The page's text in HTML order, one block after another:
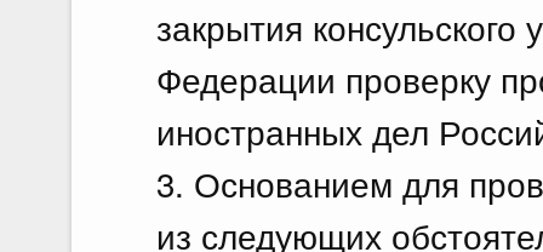
закрытия
Федерации проверку
иностранных дел
3. Основанием для
из следующих